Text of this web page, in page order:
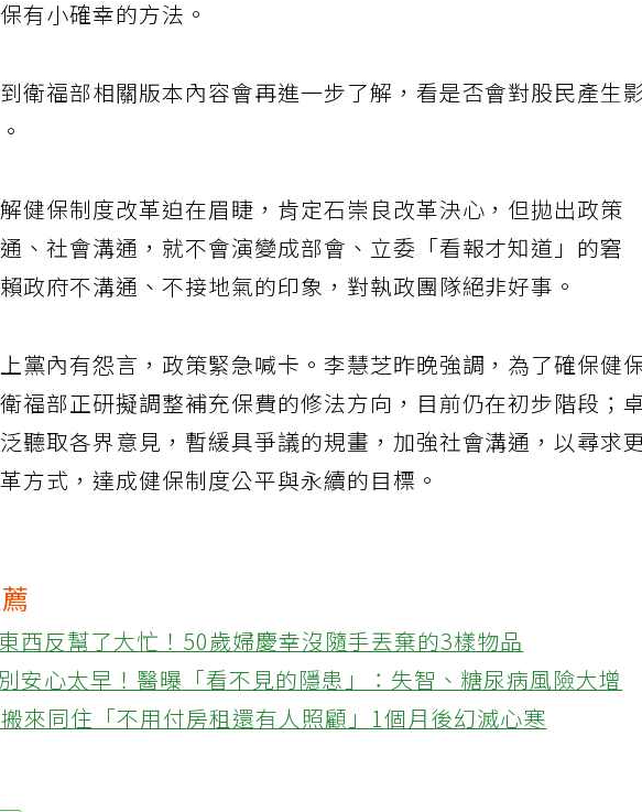
有小確幸的方法。
衛福部相關版本內容會再進一步了解，看是否會對股民產生
健保制度改革迫在眉睫，肯定石崇良改革決心，但拋出政策
、社會溝通，就不會演變成部會、立委「看報才知道」的窘
政府不溝通、不接地氣的印象，對執政團隊絕非好事。
黨內有怨言，政策緊急喊卡。李慧芝昨晚強調，為了確保健
福部正研擬調整補充保費的修法方向，目前仍在初步階段；
聽取各界意見，暫緩具爭議的規畫，加強社會溝通，以尋求
方式，達成健保制度公平與永續的目標。
西反幫了大忙！50歲婦慶幸沒隨手丟棄的3樣物品
安心太早！醫曝「看不見的隱患」：失智、糖尿病風險大增
來同住「不用付房租還有人照顧」1個月後幻滅心寒